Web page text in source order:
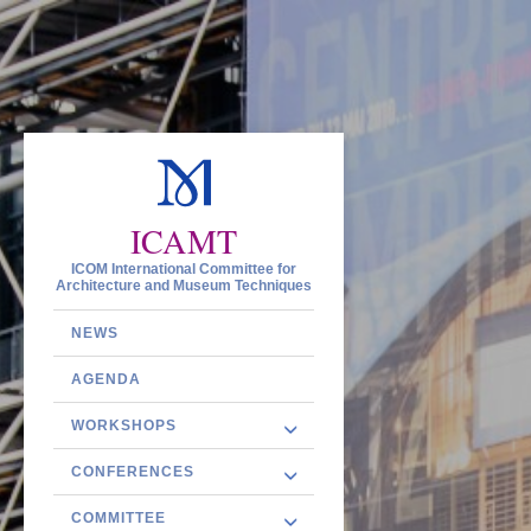
ICAMT
ICOM International Committee for
Architecture and Museum Techniques
NEWS
AGENDA
WORKSHOPS
CONFERENCES
COMMITTEE